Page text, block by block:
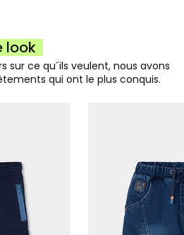
look
sur ce qu´ils veulent, nous avons
qui ont le plus conquis.